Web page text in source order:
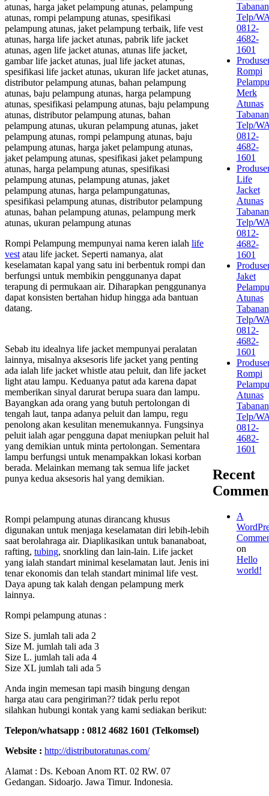
atunas, harga jaket pelampung atunas, pelampung
atunas, rompi pelampung atunas, spesifikasi
pelampung atunas, jaket pelampung terbaik, life vest
atunas, harga life jacket atunas, pabrik life jacket
atunas, agen life jacket atunas, atunas life jacket,
gambar life jacket atunas, jual life jacket atunas,
spesifikasi life jacket atunas, ukuran life jacket atunas,
distributor pelampung atunas, bahan pelampung
atunas, baju pelampung atunas, harga pelampung
atunas, spesifikasi pelampung atunas, baju pelampung
atunas, distributor pelampung atunas, bahan
pelampung atunas, ukuran pelampung atunas, jaket
pelampung atunas, rompi pelampung atunas, baju
pelampung atunas, harga jaket pelampung atunas,
jaket pelampung atunas, spesifikasi jaket pelampung
atunas, harga pelampung atunas, spesifikasi
pelampung atunas, pelampung atunas, jaket
pelampung atunas, harga pelampungatunas,
spesifikasi pelampung atunas, distributor pelampung
atunas, bahan pelampung atunas, pelampung merk
atunas, ukuran pelampung atunas
Rompi Pelampung mempunyai nama keren ialah life
vest atau life jacket. Seperti namanya, alat
keselamatan kapal yang satu ini berbentuk rompi dan
berfungsi untuk membikin penggunanya dapat
terapung di permukaan air. Diharapkan penggunanya
dapat konsisten bertahan hidup hingga ada bantuan
datang.
Sebab itu idealnya life jacket mempunyai peralatan
lainnya, misalnya aksesoris life jacket yang penting
ada ialah life jacket whistle atau peluit, dan life jacket
light atau lampu. Keduanya patut ada karena dapat
memberikan sinyal darurat berupa suara dan lampu.
Bayangkan ada orang yang butuh pertolongan di
tengah laut, tanpa adanya peluit dan lampu, regu
penolong akan kesulitan menemukannya. Fungsinya
peluit ialah agar pengguna dapat meniupkan peluit hal
yang demikian untuk minta pertolongan. Sementara
lampu berfungsi untuk menampakkan lokasi korban
berada. Melainkan memang tak semua life jacket
punya kedua aksesoris hal yang demikian.
Rompi pelampung atunas dirancang khusus
digunakan untuk menjaga keselamatan diri lebih-lebih
saat berolahraga air. Diaplikasikan untuk bananaboat,
rafting, tubing, snorkling dan lain-lain. Life jacket
yang ialah standart minimal keselamatan laut. Jenis ini
tenar ekonomis dan telah standart minimal life vest.
Daya apung tak kalah dengan pelampung merk
lainnya.
Rompi pelampung atunas :
Size S. jumlah tali ada 2
Size M. jumlah tali ada 3
Size L. jumlah tali ada 4
Size XL jumlah tali ada 5
Anda ingin memesan tapi masih bingung dengan
harga atau cara pengiriman?? tidak perlu repot
silahkan hubungi kontak yang kami sediakan berikut:
Telepon/whatsapp : 0812 4682 1601 (Telkomsel)
Website : http://distributoratunas.com/
Alamat : Ds. Keboan Anom RT. 02 RW. 07
Gedangan. Sidoarjo. Jawa Timur. Indonesia.
Tabanan
Telp/
0812-
4682-
1601
Rompi
Merk
Atunas
Tabanan
Telp/
0812-
4682-
1601
Life
Jacket
Atunas
Tabanan
Telp/
0812-
4682-
1601
Jaket
Atunas
Tabanan
Telp/
0812-
4682-
1601
Rompi
Atunas
Tabanan
Telp/
0812-
4682-
1601
Recent
A
on
Hello
world!